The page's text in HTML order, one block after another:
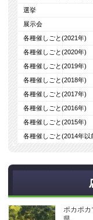
選挙
展示会
各種催しごと(2021年)
各種催しごと(2020年)
各種催しごと(2019年)
各種催しごと(2018年)
各種催しごと(2017年)
各種催しごと(2016年)
各種催しごと(2015年)
各種催しごと(2014年以
ポカポ